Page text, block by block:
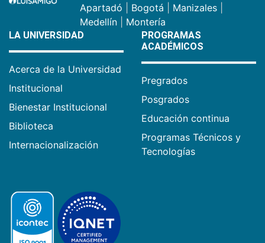
Apartadó Bogotá Manizales
Medellín
Montería
LA UNIVERSIDAD
Acerca de la Universidad
Institucional
Bienestar Institucional
Biblioteca
Internacionalización
PROGRAMAS
ACADÉMICOS
Pregrados
Posgrados
Educación continua
Programas Técnicos y
Tecnologías